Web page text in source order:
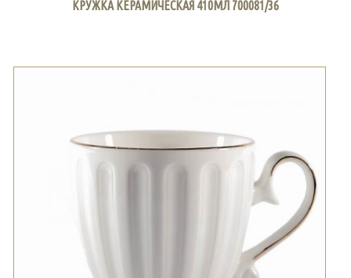
КРУЖКА КЕРАМИЧЕСКАЯ 410МЛ 700081/36